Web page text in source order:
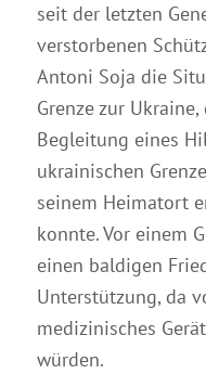
seit der letzten
verstorbenen
Antoni Soja die
Grenze zur
Begleitung eines
ukrainischen
seinem Heimatort
konnte. Vor einem
einen baldigen
Unterstützung, da
medizinisches
würden.